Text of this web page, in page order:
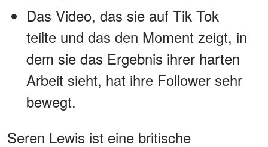
Das Video, das sie auf Tik Tok
teilte und das den Moment zeigt, in
dem sie das Ergebnis ihrer harten
Arbeit sieht, hat ihre Follower sehr
bewegt.
Seren Lewis ist eine britische